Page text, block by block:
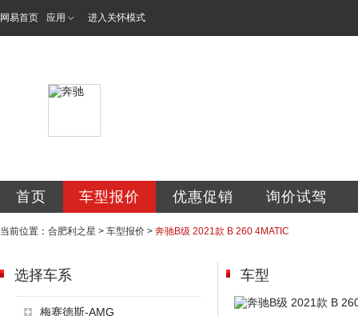
网易首页 应用 进入关怀模式
首页 车型报价 优惠促销 询价试驾
当前位置： 合肥利之星 > 车型报价 > 奔驰B级 2021款 B 260 4MATIC
选择车系
梅赛德斯-AMG
车型